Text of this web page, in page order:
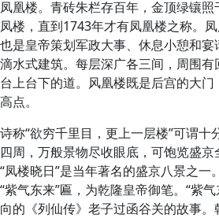
凤凰楼。青砖朱栏存百年，金顶绿镶
凤楼，直到1743年才有凤凰楼之称。
也是皇帝策划军政大事、休息小憩和
滴水式建筑。每层深广各三间，周围
台上台下的道。风凰楼既是后宫的大
高点。
诗称“欲穷千里目，更上一层楼”可谓
四周，万般景物尽收眼底，可饱览盛京
“凤楼晓日”是当年著名的盛京八景之一
“紫气东来”匾，为乾隆皇帝御笔。“紫
向的《列仙传》老子过函谷关的故事。